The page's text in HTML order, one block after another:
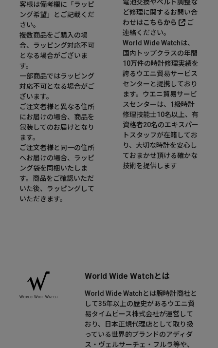
客様は備考欄に「ラッピ
ング希望」とご記載くだ
さい。
複数商品をご購入の場
合、ラッピング対応不可
となる場合がございま
す。
一部商品ではラッピング
対応不可となる場合がご
ざいます。
ご注文者様と異なる住所
にお届けの場合、商品を
包装してのお届けとなり
ます。
ご注文者様と同一の住所
へお届けの場合、ラッピ
ング袋を同梱いたしま
す。商品をご確認いただ
いた後、ラッピングして
いただきます。
電池交換やベルト調整な
ど修理に関するお問い合
わせはこちらから
ご
連絡ください。
World Wide Watchは、
国内トップクラスの年間
10万件の時計修理実績を
誇るウエニ貿易サービス
センターと提携しており
ます。ウエニ貿易サービ
スセンターは、1級時計
修理技能士10名以上、有
資格者20名のエキスパー
トスタッフが在籍してお
り、大切な時計を安心し
ておまかせ頂ける確かな
技術を提供します
World Wide Watchとは
World Wide Watchとは腕時計商社と
して35年以上の歴史があるウエニ貿
易タイムピース株式会社が運営して
おり、日本正規代理店として取り扱
っている世界的ブランドのアディダ
ス・ヴェルサーチェ・フルラ等や、